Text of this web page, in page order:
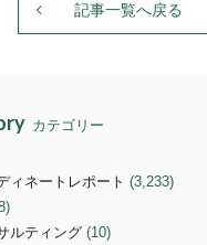
記事一覧へ戻る
カテゴリー
ィネートレポート (3,233)
ルティング (10)